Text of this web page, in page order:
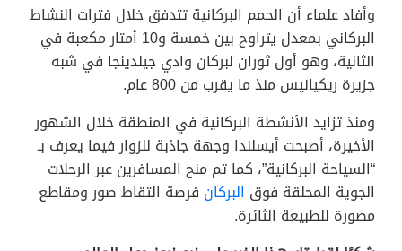
وأفاد علماء أن الحمم البركانية تتدفق خلال فترات النشاط
البركاني بمعدل يتراوح بين خمسة و10 أمتار مكعبة في
الثانية، وهو أول ثوران لبركان وادي جيلدينجا في شبه
جزيرة ريكيانيس منذ ما يقرب من 800 عام.
ومنذ تزايد الأنشطة البركانية في المنطقة خلال الشهور
الأخيرة، أصبحت أيسلندا وجهة جاذبة للزوار فيما يعرف بـ
“السياحة البركانية”، كما تم منح المسافرين عبر الرحلات
الجوية المحلقة فوق البركان فرصة التقاط صور ومقاطع
مصورة للطبيعة الثائرة.